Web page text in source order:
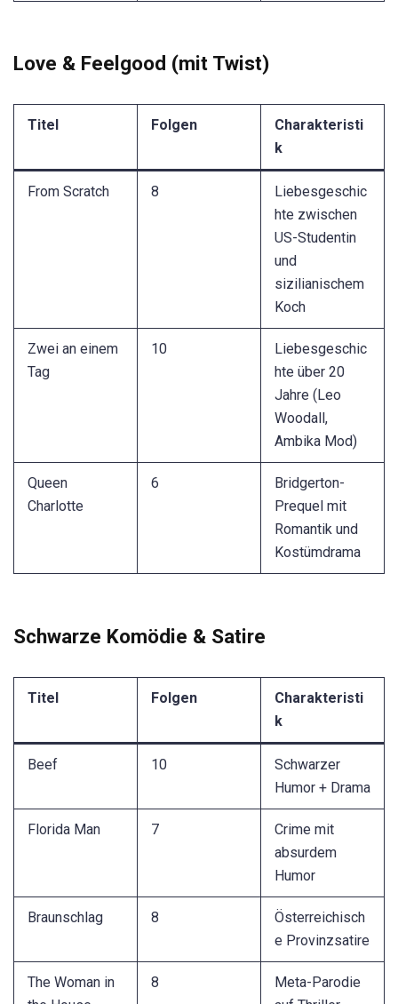
Love & Feelgood (mit Twist)
Titel Folgen
Charakteristi
k
From Scratch 8
Liebesgeschic
hte zwischen
US-Studentin
und
sizilianischem
Koch
Zwei an einem
Tag
10
Liebesgeschic
hte über 20
Jahre (Leo
Woodall,
Ambika Mod)
Queen
Charlotte
6
Bridgerton-
Prequel mit
Romantik und
Kostümdrama
Schwarze Komödie & Satire
Titel Folgen
Charakteristi
k
Beef 10
Schwarzer
Humor + Drama
Florida Man 7
Crime mit
absurdem
Humor
Braunschlag 8
Österreichisch
e Provinzsatire
The Woman in
8
Meta-Parodie